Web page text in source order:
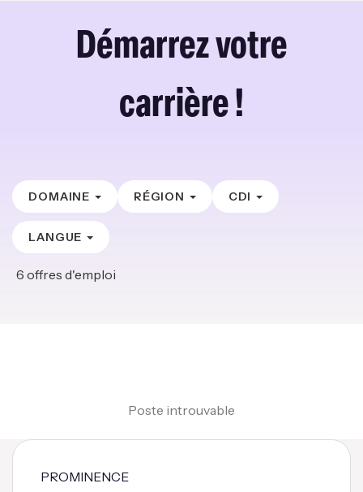
Démarrez votre
carrière !
DOMAINE RÉGION CDI
LANGUE
6 offres d'emploi
Poste introuvable
PROMINENCE